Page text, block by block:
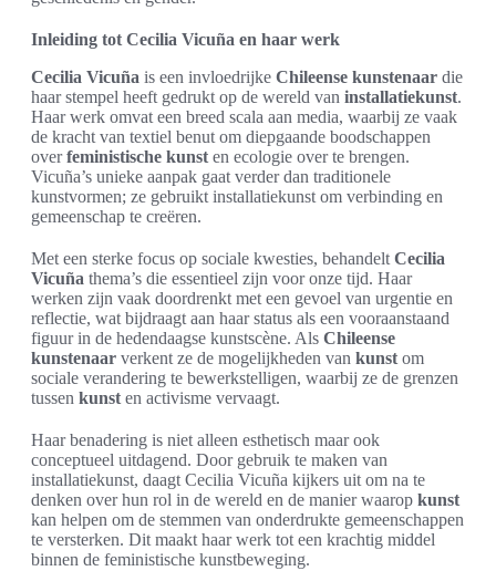
Inleiding tot Cecilia Vicuña en haar werk
Cecilia Vicuña is een invloedrijke Chileense kunstenaar die
haar stempel heeft gedrukt op de wereld van installatiekunst.
Haar werk omvat een breed scala aan media, waarbij ze vaak
de kracht van textiel benut om diepgaande boodschappen
overfeministische kunst en ecologie over te brengen.
Vicuña’s unieke aanpak gaat verder dan traditionele
kunstvormen; ze gebruikt installatiekunst om verbinding en
gemeenschap te creëren.
Met een sterke focus op sociale kwesties, behandelt Cecilia
Vicuña thema’s die essentieel zijn voor onze tijd. Haar
werken zijn vaak doordrenkt met een gevoel van urgentie en
reflectie, wat bijdraagt aan haar status als een vooraanstaand
figuur in de hedendaagse kunstscène. Als Chileense
kunstenaar verkent ze de mogelijkheden van kunst om
sociale verandering te bewerkstelligen, waarbij ze de grenzen
tussen kunst en activisme vervaagt.
Haar benadering is niet alleen esthetisch maar ook
conceptueel uitdagend. Door gebruik te maken van
installatiekunst, daagt Cecilia Vicuña kijkers uit om na te
denken over hun rol in de wereld en de manier waarop kunst
kan helpen om de stemmen van onderdrukte gemeenschappen
te versterken. Dit maakt haar werk tot een krachtig middel
binnen de feministische kunstbeweging.